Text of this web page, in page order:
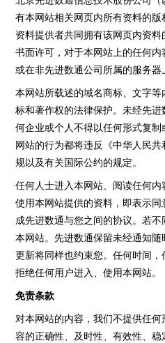
有本网站相关网页内所有资料的
资料提供者共同拥有该网页内资
书面许可，对于本网站上的任何
或在非先进数通公司所属的服务器
本网站所载述的域名商标、文字
标和著作权的法律保护。未经先
何企业或个人不得以任何形式复
网站的行为都将违反《中华人民
规以及有关国际公约的规定。
任何人士进入本网站、阅读任何
使用本网站提供的资料，即表示
成先进数通与您之间的协议。若
本网站。先进数通保留未经通知
更新将同样也约束您。任何时间
拒绝任何用户进入、使用本网站。
免责条款
对本网站的内容，我们不提供任
容的正确性、及时性、有效性、